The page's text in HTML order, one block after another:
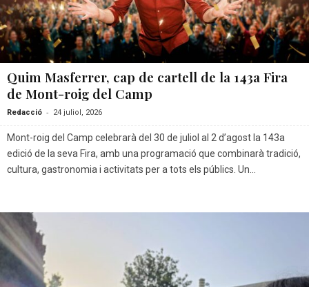
Quim Masferrer, cap de cartell de la 143a Fira
de Mont-roig del Camp
Redacció - 24 juliol, 2026
Mont-roig del Camp celebrarà del 30 de juliol al 2 d’agost la 143a
edició de la seva Fira, amb una programació que combinarà tradició,
cultura, gastronomia i activitats per a tots els públics. Un...